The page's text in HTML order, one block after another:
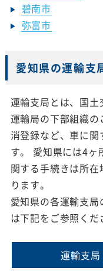
碧南市
弥富市
愛知県の運輸支
運輸支局とは、国
運輸局の下部組織
消登録など、車に
す。 愛知県には4ヶ
関する手続きは所
ります。
愛知県の各運輸支
は下記をご参照くだ
運輸支局